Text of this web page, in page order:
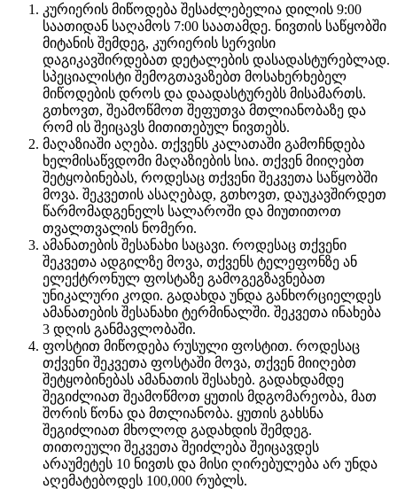
კურიერის მიწოდება შესაძლებელია დილის 9:00
საათიდან საღამოს 7:00 საათამდე. ნივთის საწყობში
მიტანის შემდეგ, კურიერის სერვისი
დაგიკავშირდებათ დეტალების დასადასტურებლად.
სპეციალისტი შემოგთავაზებთ მოსახერხებელ
მიწოდების დროს და დაადასტურებს მისამართს.
გთხოვთ, შეამოწმოთ შეფუთვა მთლიანობაზე და
რომ ის შეიცავს მითითებულ ნივთებს.
მაღაზიაში აღება. თქვენს კალათაში გამოჩნდება
ხელმისაწვდომი მაღაზიების სია. თქვენ მიიღებთ
შეტყობინებას, როდესაც თქვენი შეკვეთა საწყობში
მოვა. შეკვეთის ასაღებად, გთხოვთ, დაუკავშირდეთ
წარმომადგენელს სალაროში და მიუთითოთ
თვალთვალის ნომერი.
ამანათების შესანახი საცავი. როდესაც თქვენი
შეკვეთა ადგილზე მოვა, თქვენს ტელეფონზე ან
ელექტრონულ ფოსტაზე გამოგეგზავნებათ
უნიკალური კოდი. გადახდა უნდა განხორციელდეს
ამანათების შესანახი ტერმინალში. შეკვეთა ინახება
3 დღის განმავლობაში.
ფოსტით მიწოდება რუსული ფოსტით. როდესაც
თქვენი შეკვეთა ფოსტაში მოვა, თქვენ მიიღებთ
შეტყობინებას ამანათის შესახებ. გადახდამდე
შეგიძლიათ შეამოწმოთ ყუთის მდგომარეობა, მათ
შორის წონა და მთლიანობა. ყუთის გახსნა
შეგიძლიათ მხოლოდ გადახდის შემდეგ.
თითოეული შეკვეთა შეიძლება შეიცავდეს
არაუმეტეს 10 ნივთს და მისი ღირებულება არ უნდა
აღემატებოდეს 100,000 რუბლს.